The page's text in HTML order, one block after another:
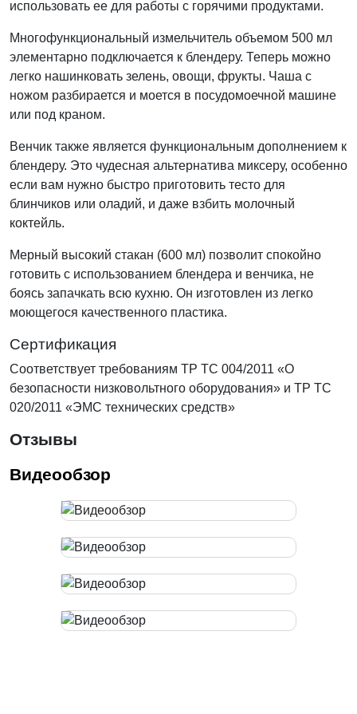
использовать ее для работы с горячими продуктами.
Многофункциональный измельчитель объемом 500 мл
элементарно подключается к блендеру. Теперь можно
легко нашинковать зелень, овощи, фрукты. Чаша с
ножом разбирается и моется в посудомоечной машине
или под краном.
Венчик также является функциональным дополнением к
блендеру. Это чудесная альтернатива миксеру, особенно
если вам нужно быстро приготовить тесто для
блинчиков или оладий, и даже взбить молочный
коктейль.
Мерный высокий стакан (600 мл) позволит спокойно
готовить с использованием блендера и венчика, не
боясь запачкать всю кухню. Он изготовлен из легко
моющегося качественного пластика.
Сертификация
Соответствует требованиям ТР ТС 004/2011 «О
безопасности низковольтного оборудования» и ТР ТС
020/2011 «ЭМС технических средств»
Отзывы
Видеообзор